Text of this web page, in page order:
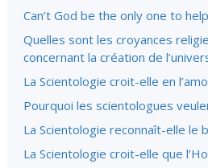
Can’t God be the only one to
Quelles sont les croyances
concernant la création de
La Scientologie croit-elle en
Pourquoi les scientologues
La Scientologie reconnaît-elle le
La Scientologie croit-elle que